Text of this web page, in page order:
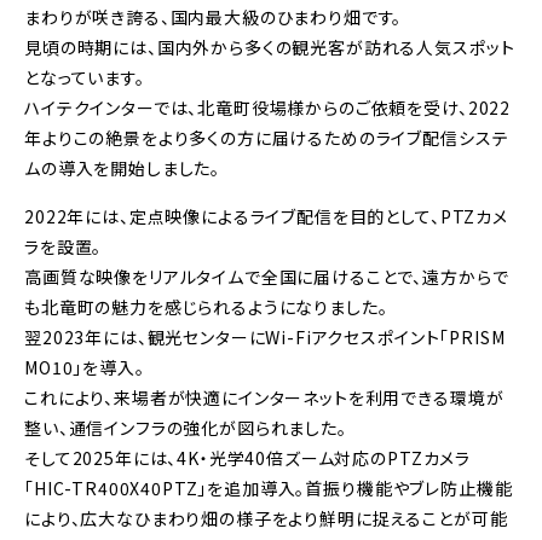
まわりが咲き誇る、国内最大級のひまわり畑です。
見頃の時期には、国内外から多くの観光客が訪れる人気スポット
となっています。
ハイテクインターでは、北竜町役場様からのご依頼を受け、2022
年よりこの絶景をより多くの方に届けるためのライブ配信システ
ムの導入を開始しました。
2022年には、定点映像によるライブ配信を目的として、PTZカメ
ラを設置。
高画質な映像をリアルタイムで全国に届けることで、遠方からで
も北竜町の魅力を感じられるようになりました。
翌2023年には、観光センターにWi-Fiアクセスポイント「PRISM
MO10」を導入。
これにより、来場者が快適にインターネットを利用できる環境が
整い、通信インフラの強化が図られました。
そして2025年には、4K・光学40倍ズーム対応のPTZカメラ
「HIC-TR400X40PTZ」を追加導入。首振り機能やブレ防止機能
により、広大なひまわり畑の様子をより鮮明に捉えることが可能